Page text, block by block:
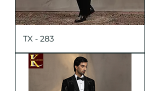
TX - 283